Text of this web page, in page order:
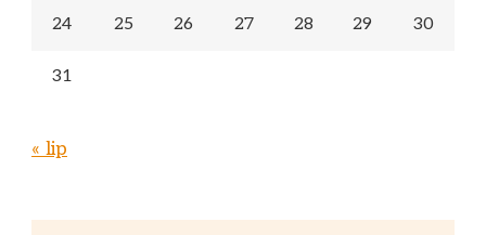
24 25 26 27 28 29 30
31
« lip